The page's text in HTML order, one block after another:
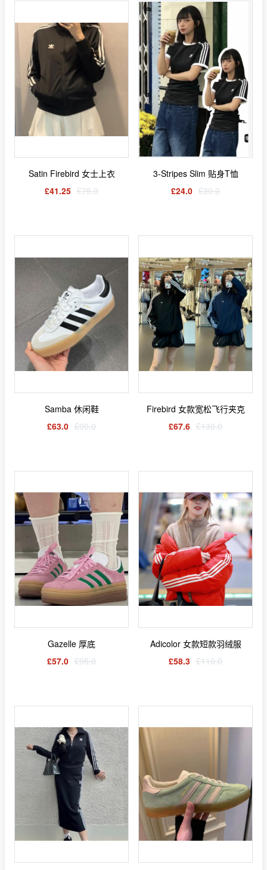
Satin Firebird 女士上衣
£41.25 £75.0
3-Stripes Slim 贴身T恤
£24.0 £30.0
Samba 休闲鞋
£63.0 £90.0
Firebird 女款宽松飞行夹克
£67.6 £130.0
Gazelle 厚底
£57.0 £95.0
Adicolor 女款短款羽绒服
£58.3 £110.0